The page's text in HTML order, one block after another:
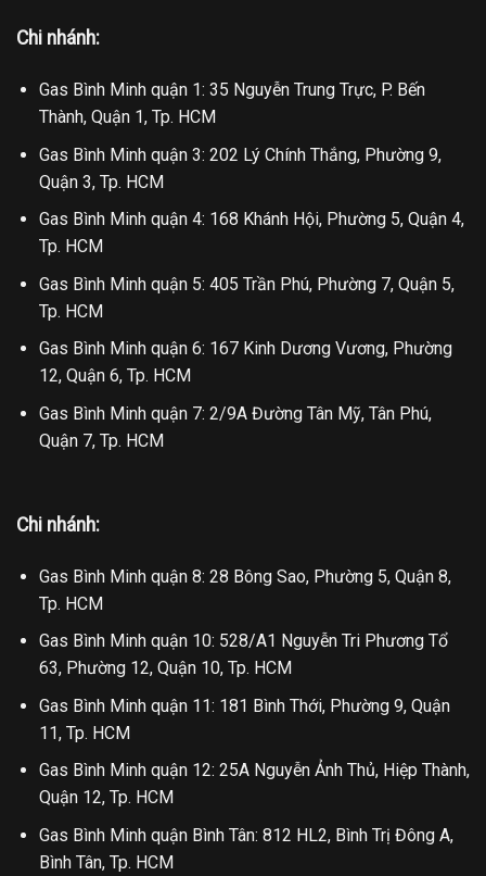
Chi nhánh:
Gas Bình Minh quận 1: 35 Nguyễn Trung Trực, P. Bến
Thành, Quận 1, Tp. HCM
Gas Bình Minh quận 3: 202 Lý Chính Thắng, Phường 9,
Quận 3, Tp. HCM
Gas Bình Minh quận 4: 168 Khánh Hội, Phường 5, Quận 4,
Tp. HCM
Gas Bình Minh quận 5: 405 Trần Phú, Phường 7, Quận 5,
Tp. HCM
Gas Bình Minh quận 6: 167 Kinh Dương Vương, Phường
12, Quận 6, Tp. HCM
Gas Bình Minh quận 7: 2/9A Đường Tân Mỹ, Tân Phú,
Quận 7, Tp. HCM
Chi nhánh:
Gas Bình Minh quận 8: 28 Bông Sao, Phường 5, Quận 8,
Tp. HCM
Gas Bình Minh quận 10: 528/A1 Nguyễn Tri Phương Tổ
63, Phường 12, Quận 10, Tp. HCM
Gas Bình Minh quận 11: 181 Bình Thới, Phường 9, Quận
11, Tp. HCM
Gas Bình Minh quận 12: 25A Nguyễn Ảnh Thủ, Hiệp Thành,
Quận 12, Tp. HCM
Gas Bình Minh quận Bình Tân: 812 HL2, Bình Trị Đông A,
Bình Tân, Tp. HCM